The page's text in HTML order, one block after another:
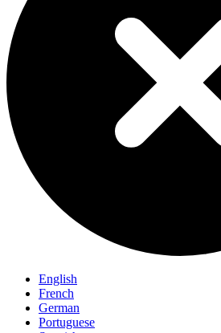
English
French
German
Portuguese